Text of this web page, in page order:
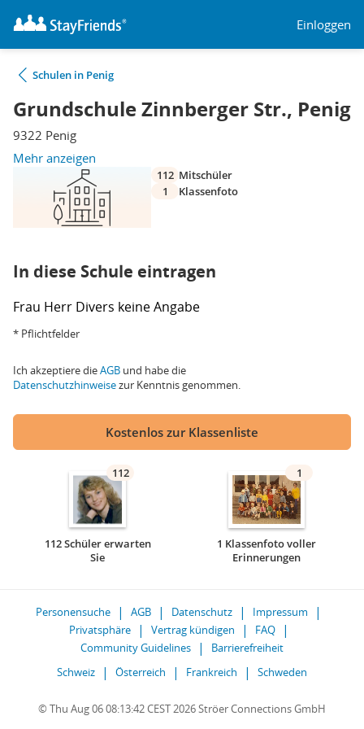
Einloggen
Schulen in Penig
Grundschule Zinnberger Str., Penig
9322 Penig
Mehr anzeigen
112 Mitschüler
1
Klassenfoto
In diese Schule eintragen
Frau Herr Divers keine Angabe
* Pflichtfelder
Ich akzeptiere dieAGB und habe die
Datenschutzhinweisezur Kenntnis genommen.
Kostenlos zur Klassenliste
112
112 Schüler erwarten
Sie
1
1 Klassenfoto voller
Erinnerungen
Personensuche AGB Datenschutz
Impressum
Privatsphäre
Vertrag kündigen
FAQ
Community Guidelines
Barrierefreiheit
Schweiz
Österreich Frankreich Schweden
© Thu Aug 06 08:13:42 CEST 2026 Ströer Connections GmbH